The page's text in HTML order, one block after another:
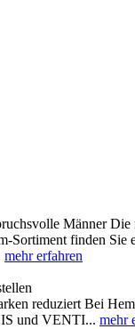
Männer
Sortiment finden Sie
mehr erfahren
reduziert Bei
und VENTI... mehr